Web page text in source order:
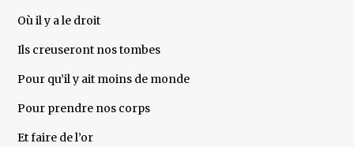
Où il y a le droit
Ils creuseront nos tombes
Pour qu’il y ait moins de monde
Pour prendre nos corps
Et faire de l’or